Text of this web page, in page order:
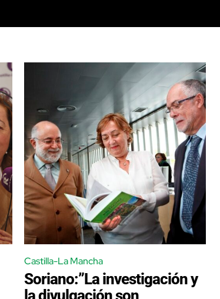
Castilla-La Mancha
Soriano:”La investigación y
la divulgación son